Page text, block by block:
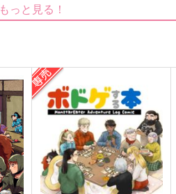
”Forger”
コウドコロ
944円（税込）
ロイド×ヨル
もっと見る！